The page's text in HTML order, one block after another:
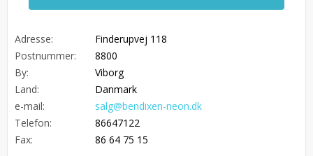
Adresse:
Finderupvej 118
Postnummer:
8800
By:
Viborg
Land:
Danmark
e-mail:
salg@bendixen-neon.dk
Telefon:
86647122
Fax:
86 64 75 15